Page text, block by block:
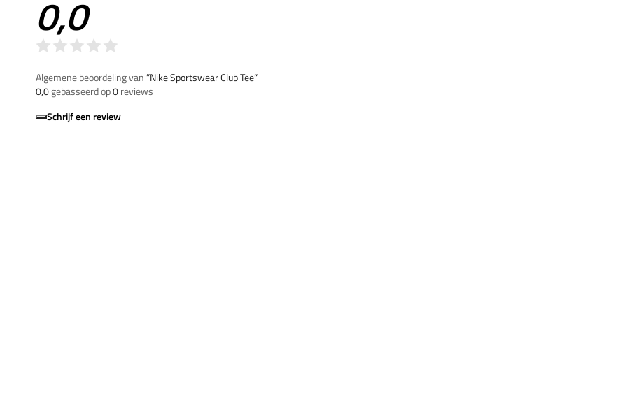
0,0
Algemene beoordeling van”Nike Sportswear Club Tee“
0,0gebasseerd op0reviews
Schrijf een review